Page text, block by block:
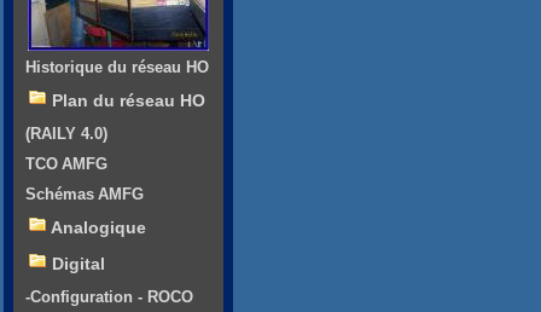
Historique du réseau HO
Plan du réseau HO
(RAILY 4.0)
TCO AMFG
Schémas AMFG
Analogique
Digital
-Configuration - ROCO